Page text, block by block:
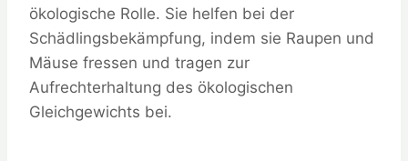
ökologische Rolle. Sie helfen bei der
Schädlingsbekämpfung, indem sie Raupen und
Mäuse fressen und tragen zur
Aufrechterhaltung des ökologischen
Gleichgewichts bei.